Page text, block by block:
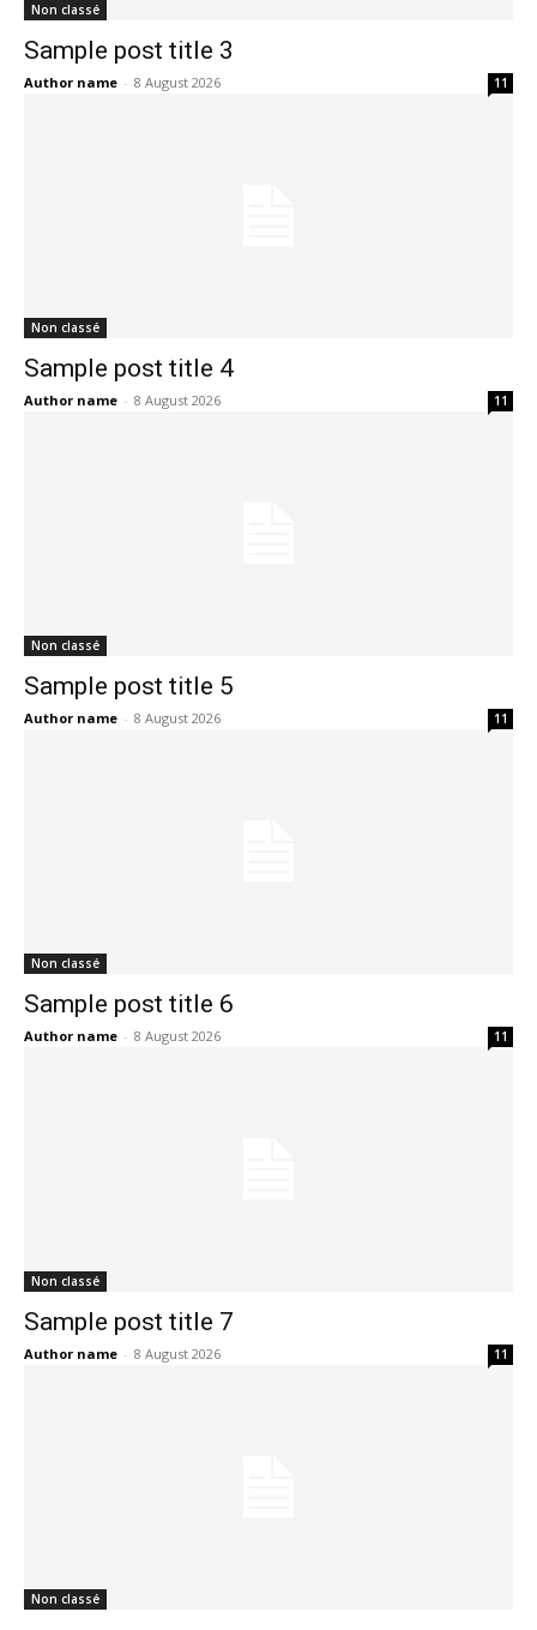
Non classé
Sample post title 3
Author name - 8 August 2026 11
Non classé
Sample post title 4
Author name - 8 August 2026 11
Non classé
Sample post title 5
Author name - 8 August 2026 11
Non classé
Sample post title 6
Author name - 8 August 2026 11
Non classé
Sample post title 7
Author name - 8 August 2026 11
Non classé